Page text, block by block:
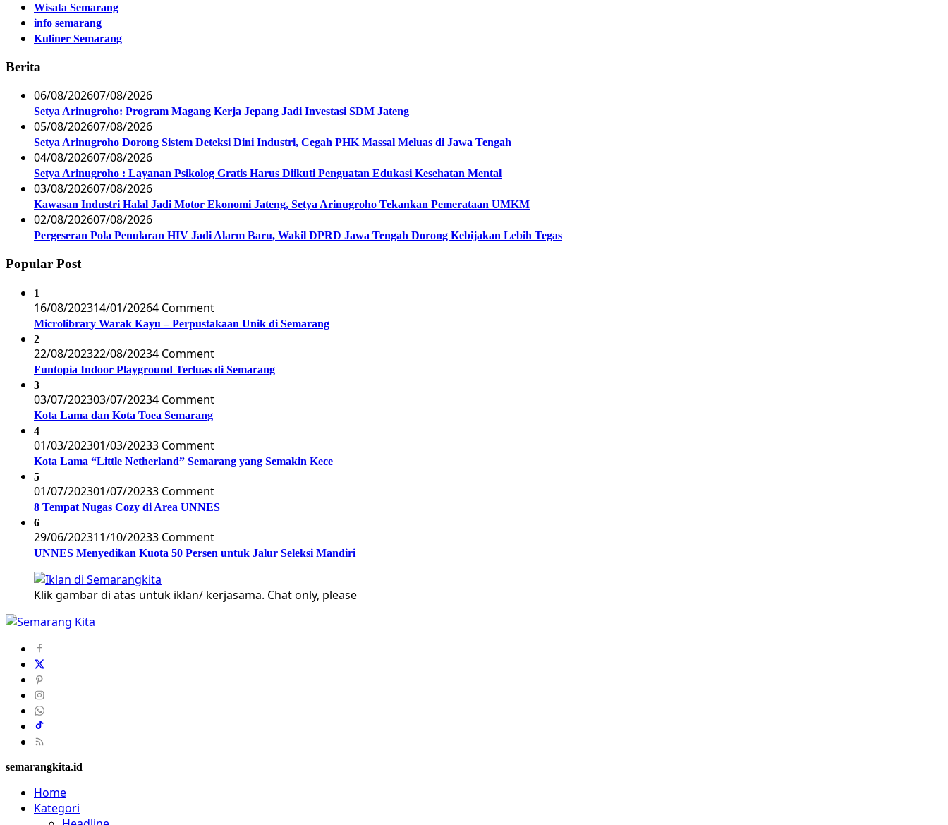
Wisata Semarang
info semarang
Kuliner Semarang
Berita
06/08/202607/08/2026
Setya Arinugroho: Program Magang Kerja Jepang Jadi Investasi SDM Jateng
05/08/202607/08/2026
Setya Arinugroho Dorong Sistem Deteksi Dini Industri, Cegah PHK Massal Meluas di Jawa Tengah
04/08/202607/08/2026
Setya Arinugroho : Layanan Psikolog Gratis Harus Diikuti Penguatan Edukasi Kesehatan Mental
03/08/202607/08/2026
Kawasan Industri Halal Jadi Motor Ekonomi Jateng, Setya Arinugroho Tekankan Pemerataan UMKM
02/08/202607/08/2026
Pergeseran Pola Penularan HIV Jadi Alarm Baru, Wakil DPRD Jawa Tengah Dorong Kebijakan Lebih Tegas
Popular Post
1
16/08/202314/01/20264 Comment
Microlibrary Warak Kayu – Perpustakaan Unik di Semarang
2
22/08/202322/08/20234 Comment
Funtopia Indoor Playground Terluas di Semarang
3
03/07/202303/07/20234 Comment
Kota Lama dan Kota Toea Semarang
4
01/03/202301/03/20233 Comment
Kota Lama “Little Netherland” Semarang yang Semakin Kece
5
01/07/202301/07/20233 Comment
8 Tempat Nugas Cozy di Area UNNES
6
29/06/202311/10/20233 Comment
UNNES Menyedikan Kuota 50 Persen untuk Jalur Seleksi Mandiri
Klik gambar di atas untuk iklan/ kerjasama. Chat only, please
semarangkita.id
Home
Kategori